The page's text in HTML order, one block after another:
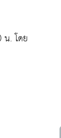
น. โดย